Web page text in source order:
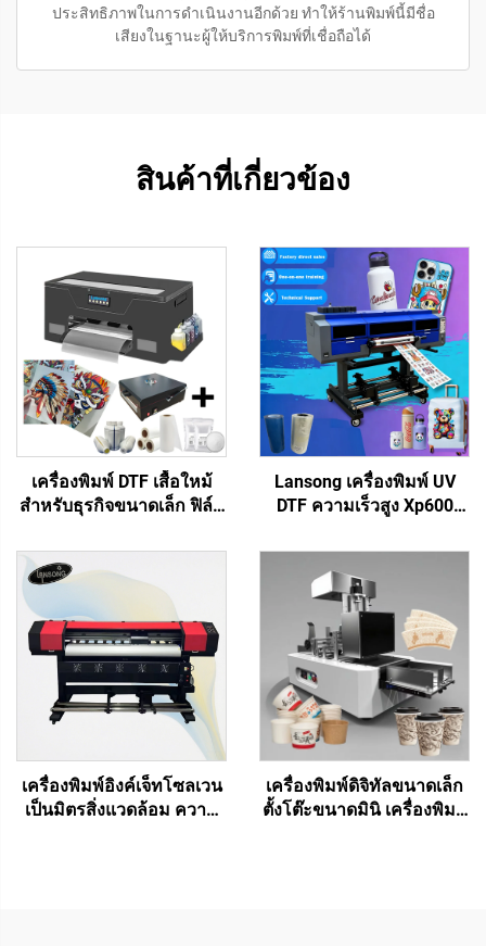
ประสิทธิภาพในการดำเนินงานอีกด้วย ทำให้ร้านพิมพ์นี้มีชื่อ
เสียงในฐานะผู้ให้บริการพิมพ์ที่เชื่อถือได้
สินค้าที่เกี่ยวข้อง
เครื่องพิมพ์ DTF เสื้อใหม้
สำหรับธุรกิจขนาดเล็ก ฟิล์ม
เครื่องพิมพ์ขนาด 13 นิ้ว A3
XP600 สำหรับสิ่งทอทุกชนิด
รับประกัน 1 ปี
Lansong เครื่องพิมพ์ UV
DTF ความเร็วสูง Xp600
เครื่องลามิเนตอเนกประ
สงณ์ รีลทูรีล ความกว้าง
พิมพ์ 60 ซม. สำหรับโลโก้
สติกเกอร์
เครื่องพิมพ์อิงค์เจ็ทโซลเวน
เป็นมิตรสิ่งแวดล้อม ความ
เครื่องพิมพ์ดิจิทัลขนาดเล็ก
ตั้งโต๊ะขนาดมินิ เครื่องพิมพ์